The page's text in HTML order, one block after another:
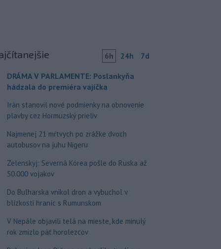
6h 24h 7d
DRÁMA V PARLAMENTE: Poslankyňa
hádzala do premiéra vajíčka
Irán stanovil nové podmienky na obnovenie
plavby cez Hormuzský prieliv
Najmenej 21 mŕtvych po zrážke dvoch
autobusov na juhu Nigeru
Zelenskyj: Severná Kórea pošle do Ruska až
50.000 vojakov
Do Bulharska vnikol dron a vybuchol v
blízkosti hraníc s Rumunskom
V Nepále objavili telá na mieste, kde minulý
rok zmizlo päť horolezcov